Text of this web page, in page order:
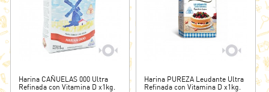
Harina CAÑUELAS 000 Ultra
Refinada con Vitamina D x1kg.
Harina PUREZA Leudante Ultra
Refinada con Vitamina D x1kg.